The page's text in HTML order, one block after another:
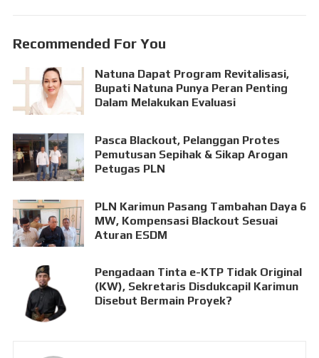
Recommended For You
Natuna Dapat Program Revitalisasi,
Bupati Natuna Punya Peran Penting
Dalam Melakukan Evaluasi
Pasca Blackout, Pelanggan Protes
Pemutusan Sepihak & Sikap Arogan
Petugas PLN
PLN Karimun Pasang Tambahan Daya 6
MW, Kompensasi Blackout Sesuai
Aturan ESDM
Pengadaan Tinta e-KTP Tidak Original
(KW), Sekretaris Disdukcapil Karimun
Disebut Bermain Proyek?